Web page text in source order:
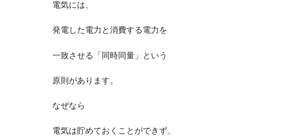
電気には、
発電した電力と消費する電力を
一致させる「同時同量」という
原則があります。
なぜなら
電気は貯めておくことができず、